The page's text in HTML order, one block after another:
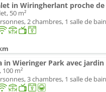
in Wiringherlant proche de
50 m²
2 chambres, 1 salle de
in Wieringer Park avec jardin
100 m²
3 chambres, 1 salle de